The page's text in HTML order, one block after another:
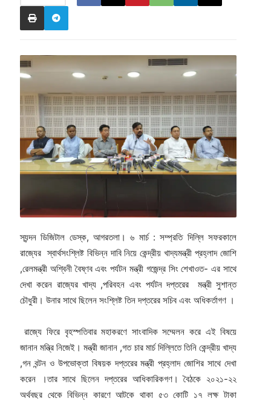
স্যন্দন ডিজিটাল ডেস্ক, আগরতলা। ৬ মার্চ : সম্প্রতি দিল্লি সফরকালে
রাজ্যের স্বার্থসংশ্লিষ্ট বিভিন্ন দাবি নিয়ে কেন্দ্রীয় খাদ্যমন্ত্রী প্রহ্লাদ জোশি
,রেলমন্ত্রী অশ্বিনী বৈষ্ণব এবং পর্যটন মন্ত্রী গজেন্দ্র সিং শেখাওত- এর সাথে
দেখা করেন রাজ্যের খাদ্য ,পরিবহন এবং পর্যটন দপ্তরের মন্ত্রী সুশান্ত
চৌধুরী। উনার সাথে ছিলেন সংশ্লিষ্ট তিন দপ্তরের সচিব এবং অধিকর্তাগণ ।
রাজ্যে ফিরে বৃহস্পতিবার মহাকরণে সাংবাদিক সম্মেলন করে এই বিষয়ে
জানান মন্ত্রি নিজেই। মন্ত্রী জানান ,গত চার মার্চ দিল্লিতে তিনি কেন্দ্রীয় খাদ্য
,গন বন্টন ও উপভোক্তা বিষয়ক দপ্তরের মন্ত্রী প্রহ্লাদ জোশির সাথে দেখা
করেন ।তার সাথে ছিলেন দপ্তরের আধিকারিকগণ। বৈঠকে ২০২১-২২
অর্থবছর থেকে বিভিন্ন কারণে আটকে থাকা ৫৩ কোটি ১৭ লক্ষ টাকা